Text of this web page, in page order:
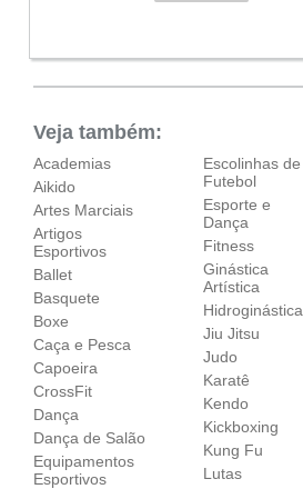
Veja também:
Academias
Aikido
Artes Marciais
Artigos
Esportivos
Ballet
Basquete
Boxe
Caça e Pesca
Capoeira
CrossFit
Dança
Dança de Salão
Equipamentos
Esportivos
Escolinhas de
Futebol
Esporte e
Dança
Fitness
Ginástica
Artística
Hidroginástica
Jiu Jitsu
Judo
Karatê
Kendo
Kickboxing
Kung Fu
Lutas